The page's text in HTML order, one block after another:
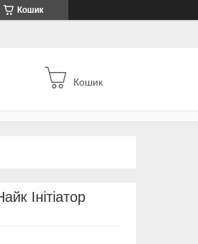
Кошик
Кошик
Інітіатор